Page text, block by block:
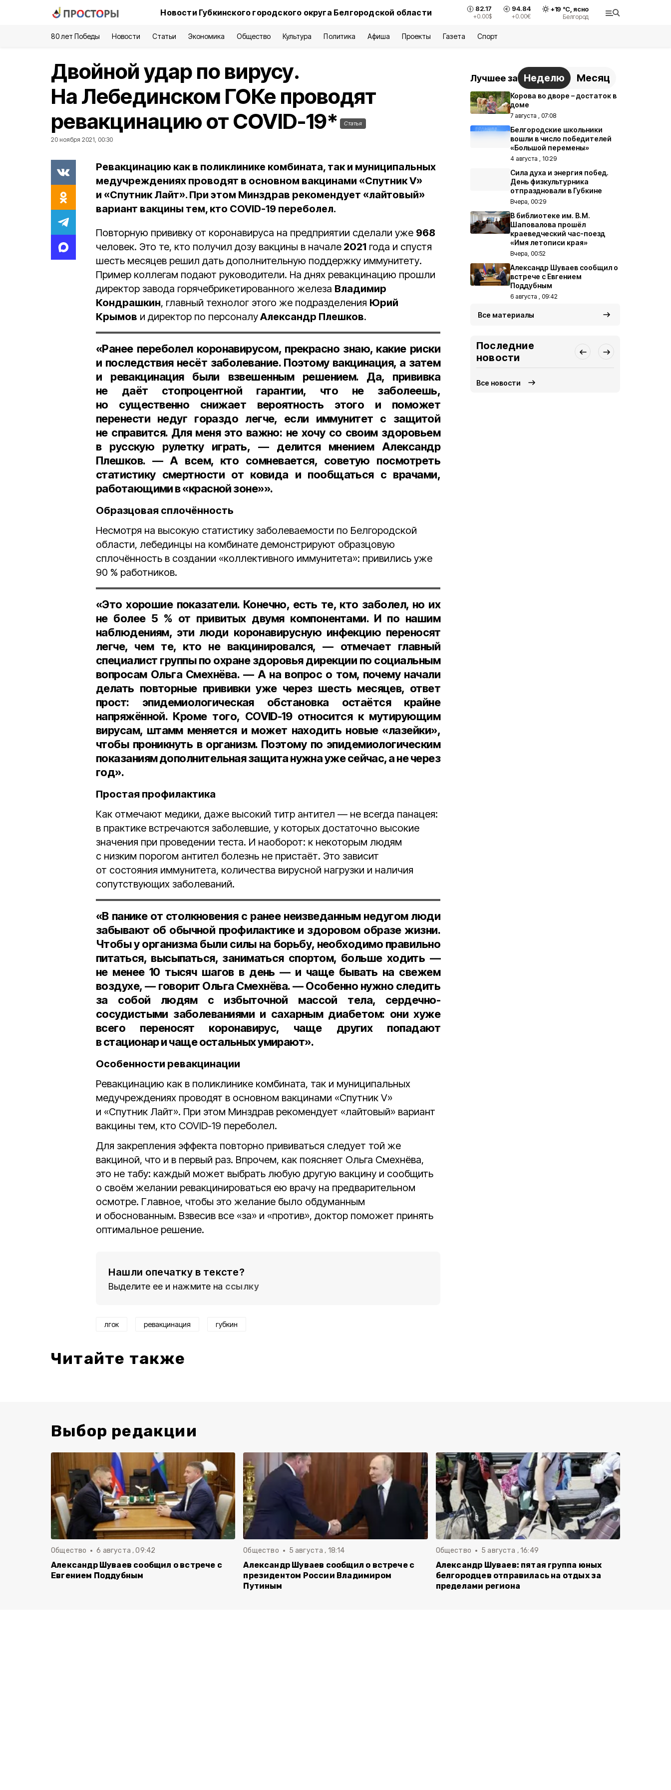
Новости Губкинского городского округа Белгородской области 82.17
+0.00$
94.84
+0.00€
+19 °С, ясно
Белгород
80 лет Победы Новости Статьи Экономика Общество Культура Политика Афиша Проекты Газета Спорт
Двойной удар по вирусу.
На Лебединском ГОКе проводят
ревакцинацию от COVID-19*
Статья
20 ноября 2021, 00:30
Ревакцинацию как в поликлинике комбината, так и муниципальных
медучреждениях проводят в основном вакцинами «Спутник V»
и «Спутник Лайт». При этом Минздрав рекомендует «лайтовый»
вариант вакцины тем, кто COVID-19 переболел.
Повторную прививку от коронавируса на предприятии сделали уже 968
человек. Это те, кто получил дозу вакцины в начале 2021 года и спустя
шесть месяцев решил дать дополнительную поддержку иммунитету.
Пример коллегам подают руководители. На днях ревакцинацию прошли
директор завода горячебрикетированного железа Владимир
Кондрашкин, главный технолог этого же подразделения Юрий
Крымов и директор по персоналуАлександр Плешков.
«Ранее переболел коронавирусом, прекрасно знаю, какие риски
и последствия несёт заболевание. Поэтому вакцинация, а затем
и ревакцинация были взвешенным решением. Да, прививка
не даёт стопроцентной гарантии, что не заболеешь,
но существенно снижает вероятность этого и поможет
перенести недуг гораздо легче, если иммунитет с защитой
не справится. Для меня это важно: не хочу со своим здоровьем
в русскую рулетку играть, — делится мнениемАлександр
Плешков. — А всем, кто сомневается, советую посмотреть
статистику смертности от ковида и пообщаться с врачами,
работающими в «красной зоне»».
Образцовая сплочённость
Несмотря на высокую статистику заболеваемости по Белгородской
области, лебединцы на комбинате демонстрируют образцовую
сплочённость в создании «коллективного иммунитета»: привились уже
90 % работников.
«Это хорошие показатели. Конечно, есть те, кто заболел, но их
не более 5 % от привитых двумя компонентами. И по нашим
наблюдениям, эти люди коронавирусную инфекцию переносят
легче, чем те, кто не вакцинировался, — отмечает главный
специалист группы по охране здоровья дирекции по социальным
вопросамОльга Смехнёва. — А на вопрос о том, почему начали
делать повторные прививки уже через шесть месяцев, ответ
прост: эпидемиологическая обстановка остаётся крайне
напряжённой. Кроме того, COVID-19 относится к мутирующим
вирусам, штамм меняется и может находить новые «лазейки»,
чтобы проникнуть в организм. Поэтому по эпидемиологическим
показаниям дополнительная защита нужна уже сейчас, а не через
год».
Простая профилактика
Как отмечают медики, даже высокий титр антител — не всегда панацея:
в практике встречаются заболевшие, у которых достаточно высокие
значения при проведении теста. И наоборот: к некоторым людям
с низким порогом антител болезнь не пристаёт. Это зависит
от состояния иммунитета, количества вирусной нагрузки и наличия
сопутствующих заболеваний.
«В панике от столкновения с ранее неизведанным недугом люди
забывают об обычной профилактике и здоровом образе жизни.
Чтобы у организма были силы на борьбу, необходимо правильно
питаться, высыпаться, заниматься спортом, больше ходить —
не менее 10 тысяч шагов в день — и чаще бывать на свежем
воздухе, — говорит Ольга Смехнёва. — Особенно нужно следить
за собой людям с избыточной массой тела, сердечно-
сосудистыми заболеваниями и сахарным диабетом: они хуже
всего переносят коронавирус, чаще других попадают
в стационар и чаще остальных умирают».
Особенности ревакцинации
Ревакцинацию как в поликлинике комбината, так и муниципальных
медучреждениях проводят в основном вакцинами «Спутник V»
и «Спутник Лайт». При этом Минздрав рекомендует «лайтовый» вариант
вакцины тем, кто COVID-19 переболел.
Для закрепления эффекта повторно прививаться следует той же
вакциной, что и в первый раз. Впрочем, как поясняет Ольга Смехнёва,
это не табу: каждый может выбрать любую другую вакцину и сообщить
о своём желании ревакцинироваться ею врачу на предварительном
осмотре. Главное, чтобы это желание было обдуманным
и обоснованным. Взвесив все «за» и «против», доктор поможет принять
оптимальное решение.
Нашли опечатку в тексте?
Выделите ее и нажмите на ссылку
лгок ревакцинация губкин
Читайте также
Лучшее за Неделю Месяц
Корова во дворе – достаток в
доме
7 августа , 07:08
Белгородские школьники
вошли в число победителей
«Большой перемены»
4 августа , 10:29
Сила духа и энергия побед.
День физкультурника
отпраздновали в Губкине
Вчера, 00:29
В библиотеке им. В.М.
Шаповалова прошёл
краеведческий час-поезд
«Имя летописи края»
Вчера, 00:52
Александр Шуваев сообщил о
встрече с Евгением
Поддубным
6 августа , 09:42
Все материалы
Последние
новости
Все новости
Выбор редакции
Общество 6 августа , 09:42
Александр Шуваев сообщил о встрече с
Евгением Поддубным
Общество 5 августа , 18:14
Александр Шуваев сообщил о встрече с
президентом России Владимиром
Путиным
Общество 5 августа , 16:49
Александр Шуваев: пятая группа юных
белгородцев отправилась на отдых за
пределами региона